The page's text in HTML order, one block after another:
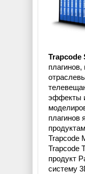
Trapcode
эффекты
плагинов
Trapcode
Trapcode
продукт
систему